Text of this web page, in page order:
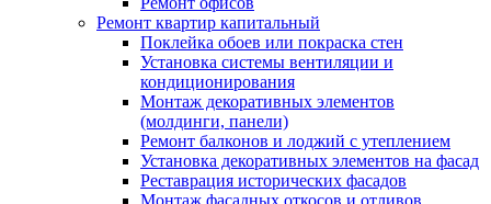
Ремонт квартир капитальный
Поклейка обоев или покраска стен
Установка системы вентиляции и
кондиционирования
Монтаж декоративных элементов
(молдинги, панели)
Ремонт балконов и лоджий с утеплением
Установка декоративных элементов на фасад
Реставрация исторических фасадов
Монтаж фасадных откосов и отливов